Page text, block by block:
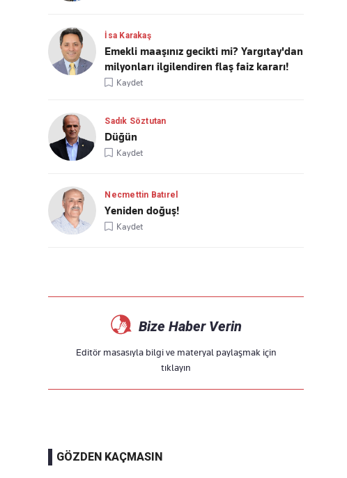
İsa Karakaş
Emekli maaşınız gecikti mi? Yargıtay'dan
milyonları ilgilendiren flaş faiz kararı!
Kaydet
Sadık Söztutan
Düğün
Kaydet
Necmettin Batırel
Yeniden doğuş!
Kaydet
Bize Haber Verin
Editör masasıyla bilgi ve materyal paylaşmak için
tıklayın
GÖZDEN KAÇMASIN